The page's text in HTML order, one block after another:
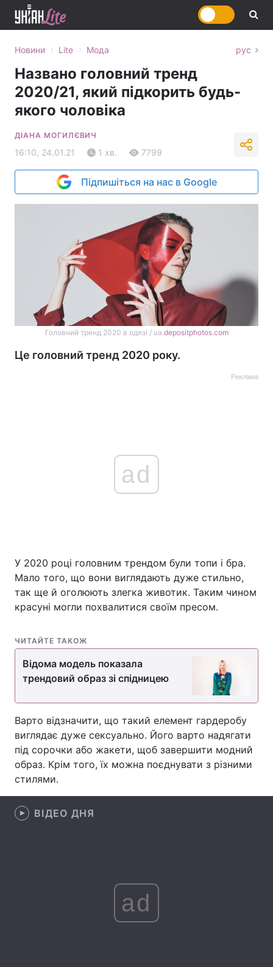
Головна Війна
Спорт Наука
Техно і зв'язок Лайт
Зброя Інциденти
Здоров'я Туризм
Екологія
Думки
Новини › Lite › Мода рус
Названо головний тренд
2020/21, який підкорить будь-
якого чоловіка
ДІАНА МОГИЛЄВИЧ
16:10, 24.01.21 1 хв. 7799
Підпишіться на нас в Google
Головний тренд 2020 в одязі / ua.depositphotos.com
Це головний тренд 2020 року.
Реклама
ad
У 2020 році головним трендом були топи і бра.
Мало того, що вони виглядають дуже стильно,
так ще й оголюють злегка животик. Таким чином
красуні могли похвалитися своїм пресом.
ЧИТАЙТЕ ТАКОЖ
Відома модель показала
трендовий образ зі спідницею
Варто відзначити, що такий елемент гардеробу
виглядає дуже сексуально. Його варто надягати
під сорочки або жакети, щоб завершити модний
образ. Крім того, їх можна поєднувати з різними
стилями.
ВІДЕО ДНЯ
ad